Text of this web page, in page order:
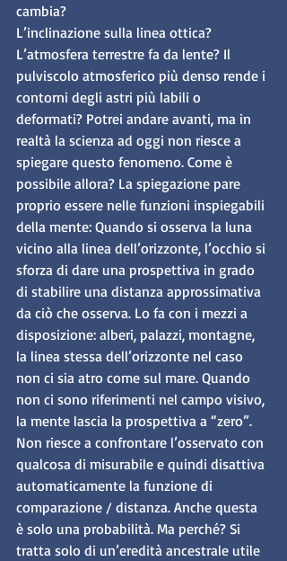
cambia?
L’inclinazione sulla linea ottica?
L’atmosfera terrestre fa da lente? Il
pulviscolo atmosferico più denso rende i
contorni degli astri più labili o
deformati? Potrei andare avanti, ma in
realtà la scienza ad oggi non riesce a
spiegare questo fenomeno. Come è
possibile allora? La spiegazione pare
proprio essere nelle funzioni inspiegabili
della mente: Quando si osserva la luna
vicino alla linea dell’orizzonte, l’occhio si
sforza di dare una prospettiva in grado
di stabilire una distanza approssimativa
da ciò che osserva. Lo fa con i mezzi a
disposizione: alberi, palazzi, montagne,
la linea stessa dell’orizzonte nel caso
non ci sia atro come sul mare. Quando
non ci sono riferimenti nel campo visivo,
la mente lascia la prospettiva a “zero”.
Non riesce a confrontare l’osservato con
qualcosa di misurabile e quindi disattiva
automaticamente la funzione di
comparazione / distanza. Anche questa
è solo una probabilità. Ma perché? Si
tratta solo di un’eredità ancestrale utile